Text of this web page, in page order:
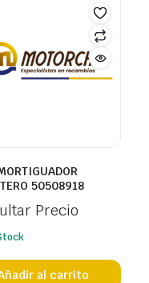
50508918
Precio
al carrito